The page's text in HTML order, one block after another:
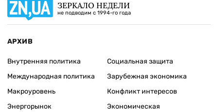
ЗЕРКАЛО НЕДЕЛИ
не подводим с 1994-го года
АРХИВ
Внутренняя политика
Международная политика
Макроуровень
Энергорынок
Социальная защита
Зарубежная экономика
Конфликт интересов
Экономическая